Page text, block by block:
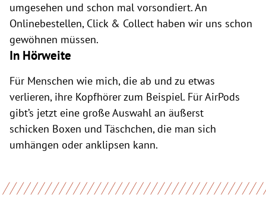
umgesehen und schon mal vorsondiert. An
Onlinebestellen, Click & Collect haben wir uns schon
gewöhnen müssen.
In Hörweite
Für Menschen wie mich, die ab und zu etwas
verlieren, ihre Kopfhörer zum Beispiel. Für AirPods
gibt’s jetzt eine große Auswahl an äußerst
schicken Boxen und Täschchen, die man sich
umhängen oder anklipsen kann.